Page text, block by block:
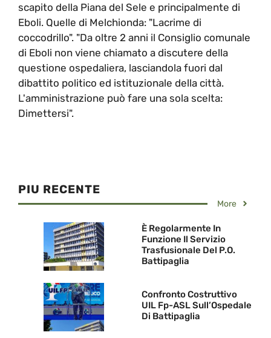
scapito della Piana del Sele e principalmente di
Eboli. Quelle di Melchionda: "Lacrime di
coccodrillo". "Da oltre 2 anni il Consiglio comunale
di Eboli non viene chiamato a discutere della
questione ospedaliera, lasciandola fuori dal
dibattito politico ed istituzionale della città.
L'amministrazione può fare una sola scelta:
Dimettersi".
PIU RECENTE
More
È Regolarmente In
Funzione Il Servizio
Trasfusionale Del P.O.
Battipaglia
Confronto Costruttivo
UIL Fp-ASL Sull’Ospedale
Di Battipaglia